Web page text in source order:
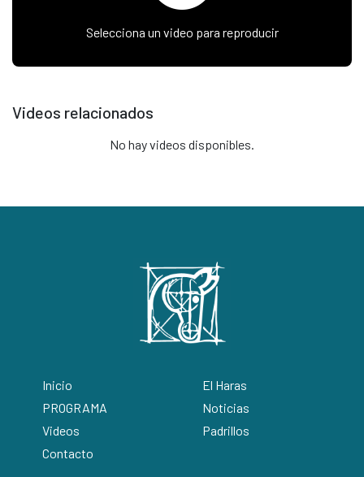
Selecciona un video para reproducir
Videos relacionados
No hay videos disponibles.
Inicio
El Haras
PROGRAMA
Noticias
Videos
Padrillos
Contacto